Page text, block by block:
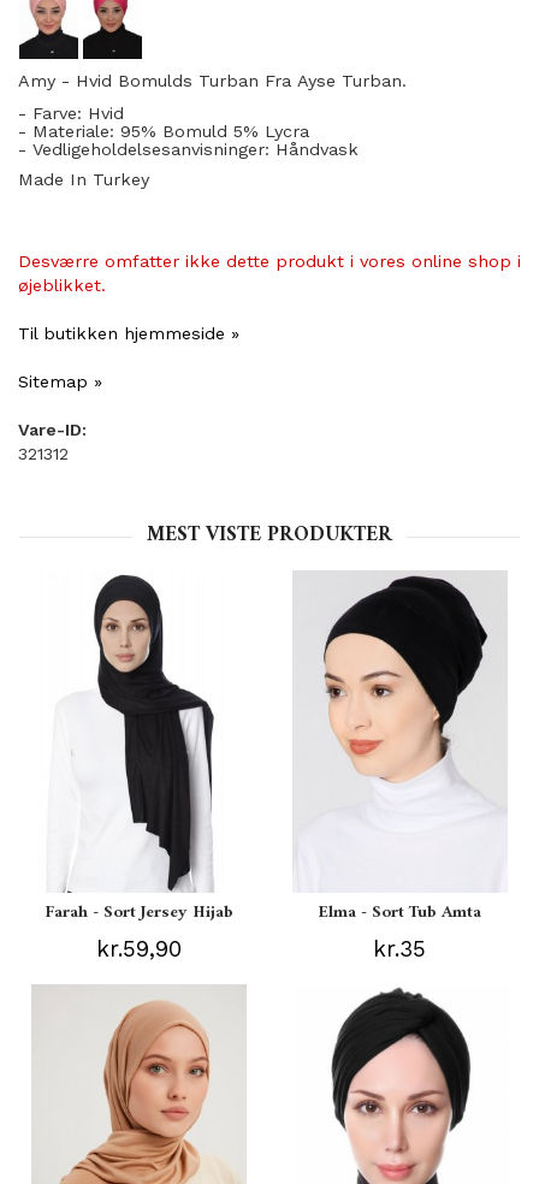
Amy - Hvid Bomulds Turban Fra Ayse Turban.
- Farve: Hvid
- Materiale: 95% Bomuld 5% Lycra
- Vedligeholdelsesanvisninger: Håndvask
Made In Turkey
Desværre omfatter ikke dette produkt i vores online shop i
øjeblikket.
Til butikken hjemmeside »
Sitemap »
Vare-ID:
321312
MEST VISTE PRODUKTER
Farah - Sort Jersey Hijab
kr.59,90
Elma - Sort Tub Amta
kr.35